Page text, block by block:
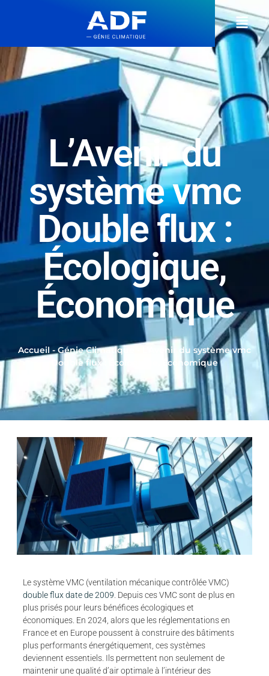
L’Avenir du
système vmc
Double flux :
Écologique,
Économique
Accueil - Génie Climatique
L’Avenir du système vmc
Double flux : Écologique, Économique
Le système VMC (ventilation mécanique contrôlée VMC)
double flux date de 2009 . Depuis ces VMC sont de plus en
plus prisés pour leurs bénéfices écologiques et
économiques. En 2024, alors que les réglementations en
France et en Europe poussent à construire des bâtiments
plus performants énergétiquement, ces systèmes
deviennent essentiels. Ils permettent non seulement de
maintenir une qualité d’air optimale à l’intérieur des